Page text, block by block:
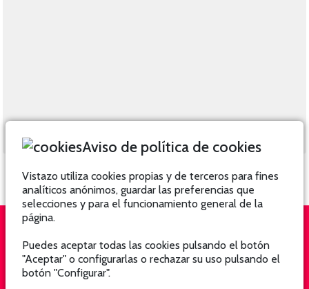
QUIÉNES SOMOS SUSCRÍBETE
Aviso de política de cookies
Vistazo utiliza cookies propias y de terceros para fines
analíticos anónimos, guardar las preferencias que
selecciones y para el funcionamiento general de la
página.
Puedes aceptar todas las cookies pulsando el botón
"Aceptar" o configurarlas o rechazar su uso pulsando el
botón "Configurar".